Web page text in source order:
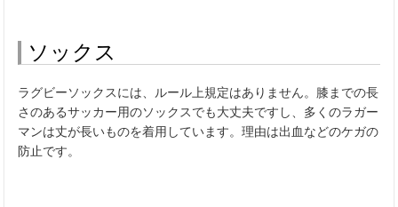
ソックス
ラグビーソックスには、ルール上規定はありません。膝までの長
さのあるサッカー用のソックスでも大丈夫ですし、多くのラガー
マンは丈が長いものを着用しています。理由は出血などのケガの
防止です。